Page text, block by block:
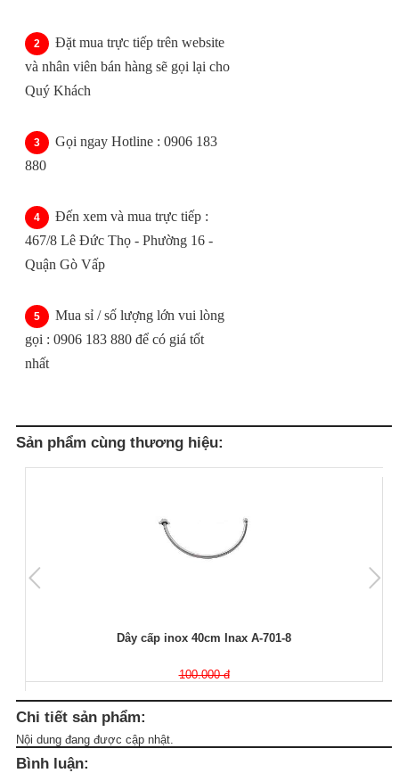
Đặt mua trực tiếp trên website
và nhân viên bán hàng sẽ gọi lại cho
Quý Khách
Gọi ngay Hotline : 0906 183
880
Đến xem và mua trực tiếp :
467/8 Lê Đức Thọ - Phường 16 -
Quận Gò Vấp
Mua sỉ / số lượng lớn vui lòng
gọi : 0906 183 880 để có giá tốt
nhất
Sản phẩm cùng thương hiệu:
Dây cấp inox 40cm Inax A-701-8
100.000 đ
Chi tiết sản phẩm:
Nội dung đang được cập nhật.
Bình luận: